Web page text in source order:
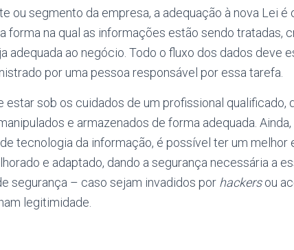
ou segmento da empresa, a adequação à nova Lei é
forma na qual as informações estão sendo tratadas,
adequada ao negócio. Todo o fluxo dos dados deve
por uma pessoa responsável por essa tarefa.
estar sob os cuidados de um profissional qualificado,
e armazenados de forma adequada.
tecnologia da informação, é possível ter um melhor
e adaptado, dando a segurança necessária a
segurança – caso sejam invadidos por hackersou
legitimidade.